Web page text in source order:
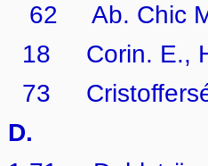
62 Ab. Chic
18 Corin. E.,
73
D.